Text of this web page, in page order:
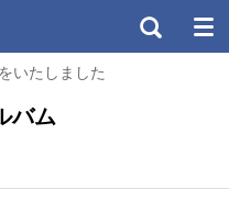
いたしました
バム